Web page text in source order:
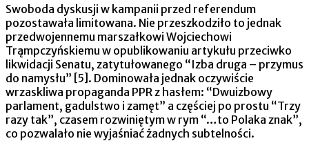
Swoboda dyskusji w kampanii przed referendum
pozostawała limitowana. Nie przeszkodziło to jednak
przedwojennemu marszałkowi Wojciechowi
Trąmpczyńskiemu w opublikowaniu artykułu przeciwko
likwidacji Senatu, zatytułowanego “Izba druga – przymus
do namysłu” [5]. Dominowała jednak oczywiście
wrzaskliwa propaganda PPR z hasłem: “Dwuizbowy
parlament, gadulstwo i zamęt” a częściej po prostu “Trzy
razy tak”, czasem rozwiniętym w rym “…to Polaka znak”,
co pozwalało nie wyjaśniać żadnych subtelności.